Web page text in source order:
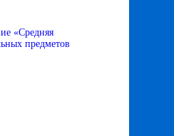
«Средняя
предметов